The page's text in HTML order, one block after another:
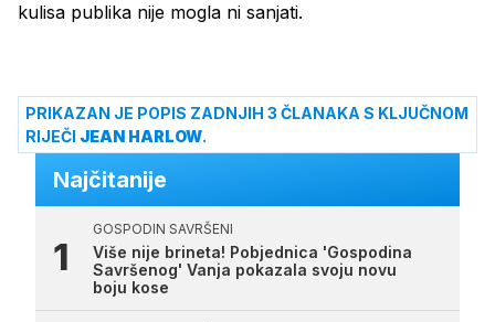
kulisa publika nije mogla ni sanjati.
PRIKAZAN JE POPIS ZADNJIH 3 ČLANAKA S KLJUČNOM
RIJEČI JEAN HARLOW.
Najčitanije
GOSPODIN SAVRŠENI
Više nije brineta! Pobjednica 'Gospodina
Savršenog' Vanja pokazala svoju novu
boju kose